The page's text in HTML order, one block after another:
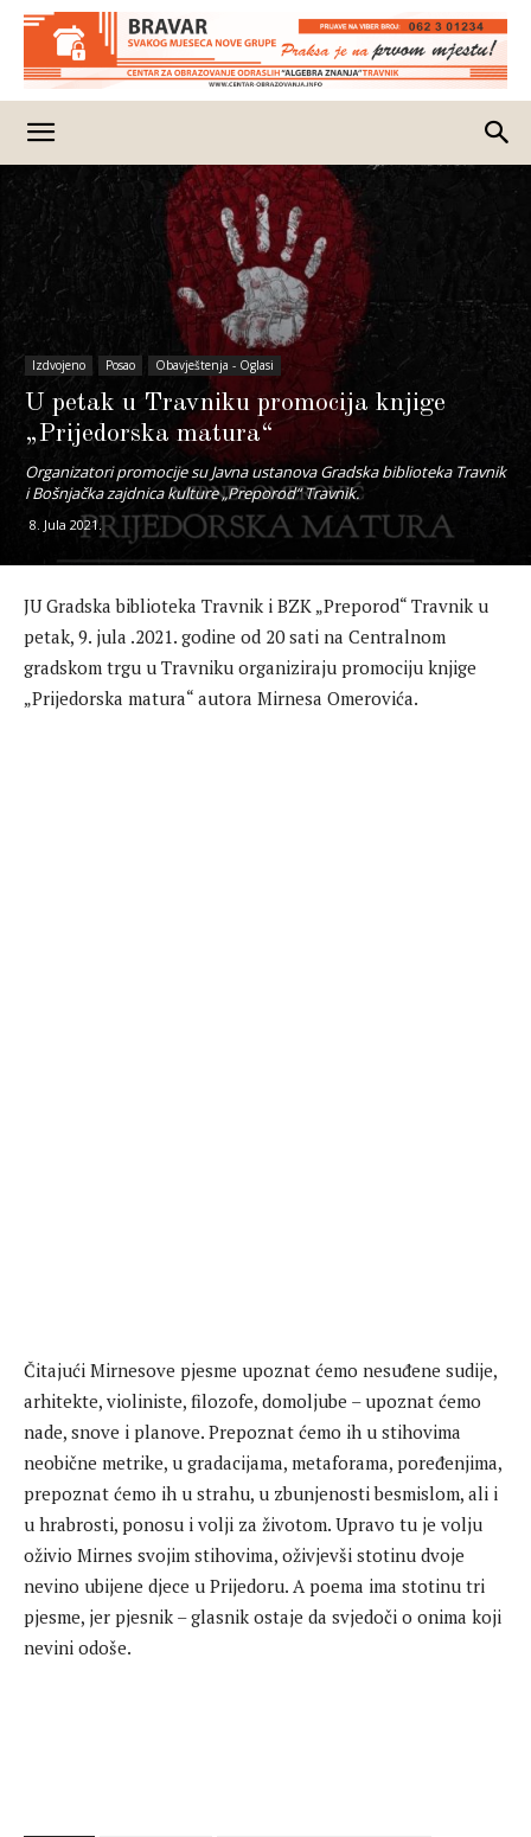
Izdvojeno Posao Obavještenja - Oglasi
U petak u Travniku promocija knjige
„Prijedorska matura“
Organizatori promocije su Javna ustanova Gradska biblioteka Travnik
i Bošnjačka zajdnica kulture „Preporod“ Travnik.
8. Jula 2021.
JU Gradska biblioteka Travnik i BZK „Preporod“ Travnik u
petak, 9. jula .2021. godine od 20 sati na Centralnom
gradskom trgu u Travniku organiziraju promociju knjige
„Prijedorska matura“ autora Mirnesa Omerovića.
Čitajući Mirnesove pjesme upoznat ćemo nesuđene sudije,
arhitekte, violiniste, filozofe, domoljube – upoznat ćemo
nade, snove i planove. Prepoznat ćemo ih u stihovima
neobične metrike, u gradacijama, metaforama, poređenjima,
prepoznat ćemo ih u strahu, u zbunjenosti besmislom, ali i
u hrabrosti, ponosu i volji za životom. Upravo tu je volju
oživio Mirnes svojim stihovima, oživjevši stotinu dvoje
nevino ubijene djece u Prijedoru. A poema ima stotinu tri
pjesme, jer pjesnik – glasnik ostaje da svjedoči o onima koji
nevini odoše.